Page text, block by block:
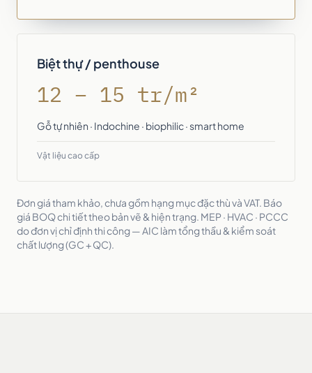
Biệt thự / penthouse
12 – 15 tr/m²
Gỗ tự nhiên · Indochine · biophilic · smart home
Vật liệu cao cấp
Đơn giá tham khảo, chưa gồm hạng mục đặc thù và VAT. Báo
giá BOQ chi tiết theo bản vẽ & hiện trạng. MEP · HVAC · PCCC
do đơn vị chỉ định thi công — AIC làm tổng thầu & kiểm soát
chất lượng (GC + QC).